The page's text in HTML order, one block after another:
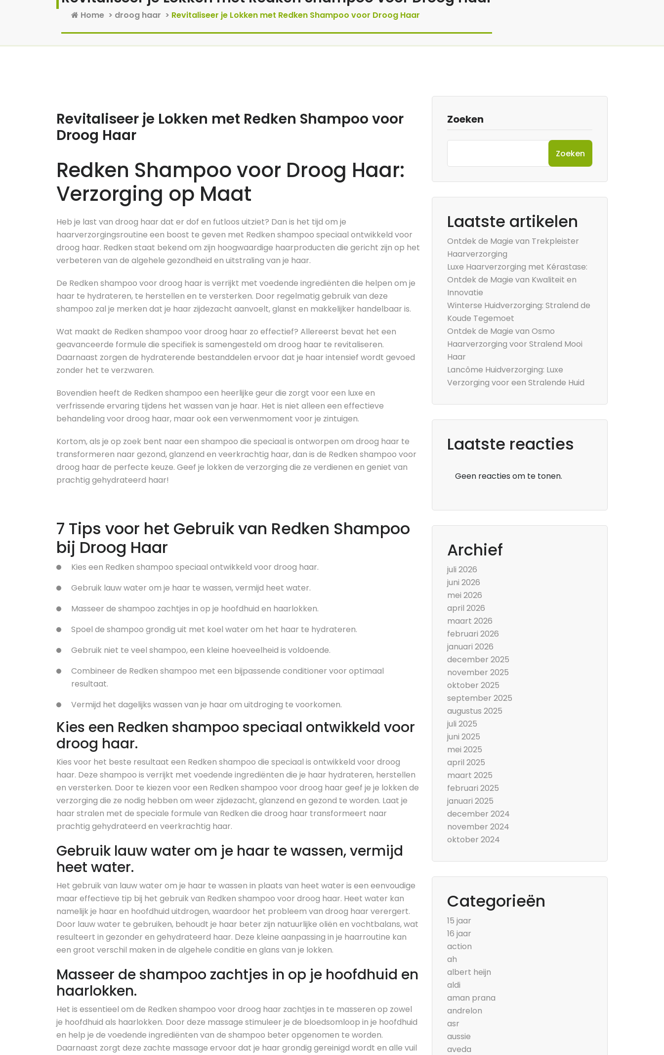
Home > droog haar > Revitaliseer je Lokken met Redken Shampoo voor Droog Haar
Revitaliseer je Lokken met Redken Shampoo voor
Droog Haar
Redken Shampoo voor Droog Haar:
Verzorging op Maat
Heb je last van droog haar dat er dof en futloos uitziet? Dan is het tijd om je
haarverzorgingsroutine een boost te geven met Redken shampoo speciaal ontwikkeld voor
droog haar. Redken staat bekend om zijn hoogwaardige haarproducten die gericht zijn op het
verbeteren van de algehele gezondheid en uitstraling van je haar.
De Redken shampoo voor droog haar is verrijkt met voedende ingrediënten die helpen om je
haar te hydrateren, te herstellen en te versterken. Door regelmatig gebruik van deze
shampoo zal je merken dat je haar zijdezacht aanvoelt, glanst en makkelijker handelbaar is.
Wat maakt de Redken shampoo voor droog haar zo effectief? Allereerst bevat het een
geavanceerde formule die specifiek is samengesteld om droog haar te revitaliseren.
Daarnaast zorgen de hydraterende bestanddelen ervoor dat je haar intensief wordt gevoed
zonder het te verzwaren.
Bovendien heeft de Redken shampoo een heerlijke geur die zorgt voor een luxe en
verfrissende ervaring tijdens het wassen van je haar. Het is niet alleen een effectieve
behandeling voor droog haar, maar ook een verwenmoment voor je zintuigen.
Kortom, als je op zoek bent naar een shampoo die speciaal is ontworpen om droog haar te
transformeren naar gezond, glanzend en veerkrachtig haar, dan is de Redken shampoo voor
droog haar de perfecte keuze. Geef je lokken de verzorging die ze verdienen en geniet van
prachtig gehydrateerd haar!
7 Tips voor het Gebruik van Redken Shampoo
bij Droog Haar
Kies een Redken shampoo speciaal ontwikkeld voor droog haar.
Gebruik lauw water om je haar te wassen, vermijd heet water.
Masseer de shampoo zachtjes in op je hoofdhuid en haarlokken.
Spoel de shampoo grondig uit met koel water om het haar te hydrateren.
Gebruik niet te veel shampoo, een kleine hoeveelheid is voldoende.
Combineer de Redken shampoo met een bijpassende conditioner voor optimaal
resultaat.
Vermijd het dagelijks wassen van je haar om uitdroging te voorkomen.
Kies een Redken shampoo speciaal ontwikkeld voor
droog haar.
Kies voor het beste resultaat een Redken shampoo die speciaal is ontwikkeld voor droog
haar. Deze shampoo is verrijkt met voedende ingrediënten die je haar hydrateren, herstellen
en versterken. Door te kiezen voor een Redken shampoo voor droog haar geef je je lokken de
verzorging die ze nodig hebben om weer zijdezacht, glanzend en gezond te worden. Laat je
haar stralen met de speciale formule van Redken die droog haar transformeert naar
prachtig gehydrateerd en veerkrachtig haar.
Gebruik lauw water om je haar te wassen, vermijd
heet water.
Het gebruik van lauw water om je haar te wassen in plaats van heet water is een eenvoudige
maar effectieve tip bij het gebruik van Redken shampoo voor droog haar. Heet water kan
namelijk je haar en hoofdhuid uitdrogen, waardoor het probleem van droog haar verergert.
Door lauw water te gebruiken, behoudt je haar beter zijn natuurlijke oliën en vochtbalans, wat
resulteert in gezonder en gehydrateerd haar. Deze kleine aanpassing in je haarroutine kan
een groot verschil maken in de algehele conditie en glans van je lokken.
Masseer de shampoo zachtjes in op je hoofdhuid en
haarlokken.
Het is essentieel om de Redken shampoo voor droog haar zachtjes in te masseren op zowel
je hoofdhuid als haarlokken. Door deze massage stimuleer je de bloedsomloop in je hoofdhuid
en help je de voedende ingrediënten van de shampoo beter opgenomen te worden.
Daarnaast zorgt deze zachte massage ervoor dat je haar grondig gereinigd wordt en alle vuil
Zoeken
Zoeken
Laatste artikelen
Ontdek de Magie van Trekpleister
Haarverzorging
Luxe Haarverzorging met Kérastase:
Ontdek de Magie van Kwaliteit en
Innovatie
Winterse Huidverzorging: Stralend de
Koude Tegemoet
Ontdek de Magie van Osmo
Haarverzorging voor Stralend Mooi
Haar
Lancôme Huidverzorging: Luxe
Verzorging voor een Stralende Huid
Laatste reacties
Geen reacties om te tonen.
Archief
juli 2026
juni 2026
mei 2026
april 2026
maart 2026
februari 2026
januari 2026
december 2025
november 2025
oktober 2025
september 2025
augustus 2025
juli 2025
juni 2025
mei 2025
april 2025
maart 2025
februari 2025
januari 2025
december 2024
november 2024
oktober 2024
Categorieën
15 jaar
16 jaar
action
ah
albert heijn
aldi
aman prana
andrelon
asr
aussie
aveda